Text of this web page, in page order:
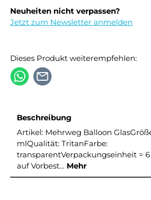
Neuheiten nicht verpassen?
Jetzt zum Newsletter anmelden
Dieses Produkt weiterempfehlen:
Beschreibung
Artikel: Mehrweg Balloon
mlQualität: TritanFarbe:
transparentVerpackungseinheit =
auf Vorbest… Mehr